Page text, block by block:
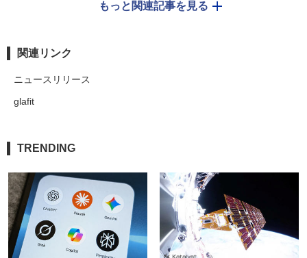
もっと関連記事を見る
関連リンク
ニュースリリース
glafit
TRENDING